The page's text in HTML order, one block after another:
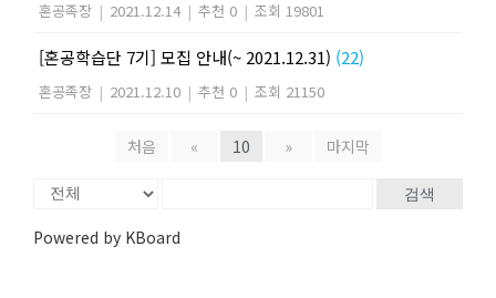
혼공족장 | 2021.12.14 | 추천 0 | 조회 19801
[혼공학습단 7기] 모집 안내(~ 2021.12.31) (22)
혼공족장 | 2021.12.10 | 추천 0 | 조회 21150
처음 « 10 » 마지막
검색
Powered by KBoard